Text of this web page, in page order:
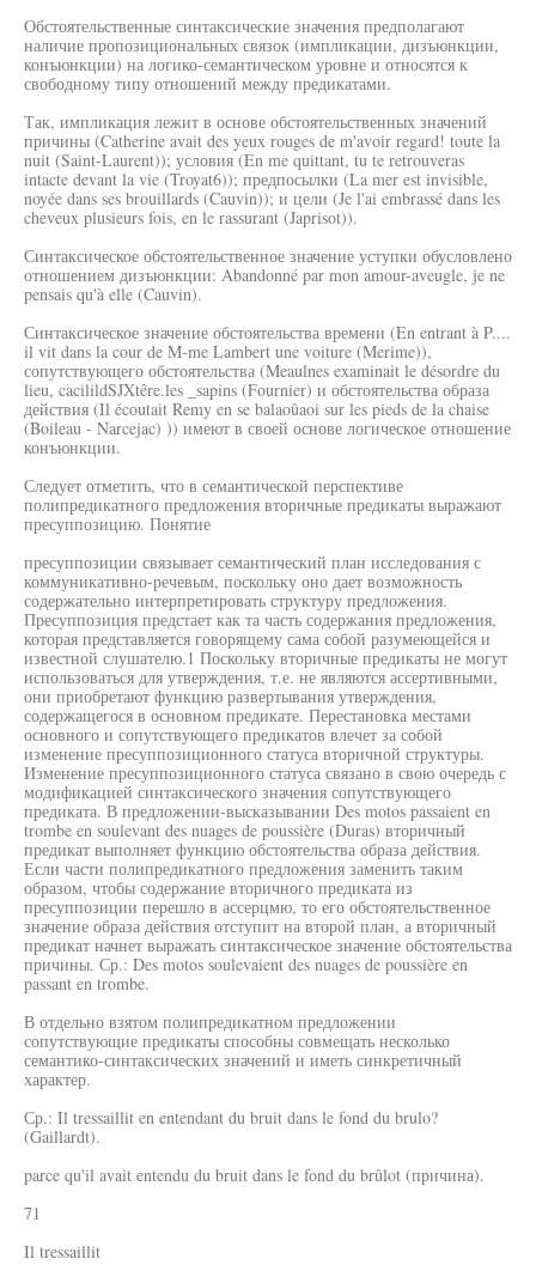
Обстоятельственные синтаксические значения предполагают
наличие пропозициональных связок (импликации, дизъюнкции,
конъюнкции) на логико-семантическом уровне и относятся к
свободному типу отношений между предикатами.
Так, импликация лежит в основе обстоятельственных значений
причины (Catherine avait des yeux rouges de m'avoir regard! toute la
nuit (Saint-Laurent)); условия (En me quittant, tu te retrouveras
intacte devant la vie (Troyat6)); предпосылки (La mer est invisible,
noyée dans ses brouillards (Cauvin)); и цели (Je l'ai embrassé dans les
cheveux plusieurs fois, en le rassurant (Japrisot)).
Синтаксическое обстоятельственное значение уступки обусловлено
отношением дизъюнкции: Abandonné par mon amour-aveugle, je ne
pensais qu'à elle (Cauvin).
Синтаксическое значение обстоятельства времени (En entrant à P....
il vit dans la cour de M-me Lambert une voiture (Merime)),
сопутствующего обстоятельства (Meaulnes examinait le désordre du
lieu, cacilildSJXtêre.les _sapins (Fournier) и обстоятельства образа
действия (Il écoutait Remy en se balaoûaoi sur les pieds de la chaise
(Boileau - Narcejac) )) имеют в своей основе логическое отношение
конъюнкции.
Следует отметить, что в семантической перспективе
полипредикатного предложения вторичные предикаты выражают
пресуппозицию. Понятие
пресуппозиции связывает семантический план исследования с
коммуникативно-речевым, поскольку оно дает возможность
содержательно интерпретировать структуру предложения.
Пресуппозиция предстает как та часть содержания предложения,
которая представляется говорящему сама собой разумеющейся и
известной слушателю.1 Поскольку вторичные предикаты не могут
использоваться для утверждения, т.е. не являются ассертивными,
они приобретают функцию развертывания утверждения,
содержащегося в основном предикате. Перестановка местами
основного и сопутствующего предикатов влечет за собой
изменение пресуппозиционного статуса вторичной структуры.
Изменение пресуппозиционного статуса связано в свою очередь с
модификацией синтаксического значения сопутствующего
предиката. В предложении-высказывании Des motos passaient en
trombe en soulevant des nuages de poussière (Duras) вторичный
предикат выполняет функцию обстоятельства образа действия.
Если части полипредикатного предложения заменить таким
образом, чтобы содержание вторичного предиката из
пресуппозиции перешло в ассерцмю, то его обстоятельственное
значение образа действия отступит на второй план, а вторичный
предикат начнет выражать синтаксическое значение обстоятельства
причины. Ср.: Des motos soulevaient des nuages de poussière en
passant en trombe.
В отдельно взятом полипредикатном предложении
сопутствующие предикаты способны совмещать несколько
семантико-синтаксических значений и иметь синкретичный
характер.
Ср.: Il tressaillit en entendant du bruit dans le fond du brulo?
(Gaillardt).
parce qu'il avait entendu du bruit dans le fond du brûlot (причина).
71
Il tressaillit